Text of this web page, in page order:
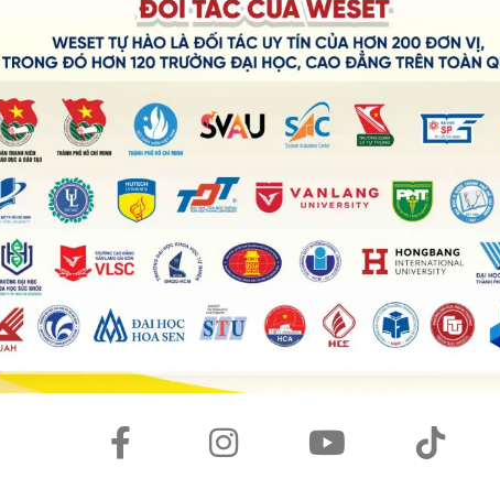
vì có thể khiến câu trở nên cứng và không tự nhiên.
gặp
từ phải đảo lên trước chủ ngữ.
Chi tiết
ít khi…)